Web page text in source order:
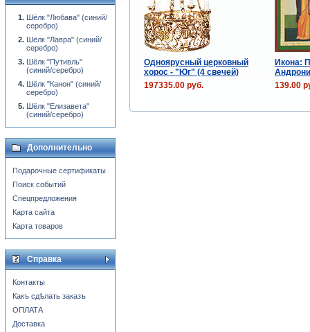
Одноярусный церковный
хорос - "Юг" (4 свечей)
Икона:
197335.00 руб.
139.00
Шёлк "Любава" (синий/
серебро)
Шёлк "Лавра" (синий/
серебро)
Шёлк "Путивль"
(синий/серебро)
Шёлк "Канон" (синий/
серебро)
Шёлк "Елизавета"
(синий/серебро)
Дополнительно
Подарочные сертификаты
Поиск событий
Спецпредложения
Карта сайта
Карта товаров
Справка
Контакты
Какъ сдѣлать заказъ
ОПЛАТА
Доставка